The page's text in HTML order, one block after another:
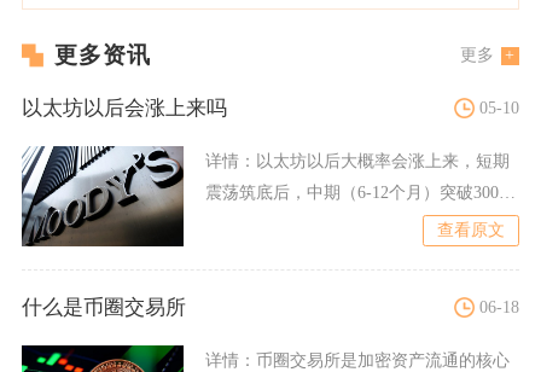
更多资讯 更多
以太坊以后会涨上来吗 05-10
详情： 以太坊以后大概率会涨上来，短期
震荡筑底后，中期（6-12个月）突破3000
查看原文
什么是币圈交易所 06-18
详情： 币圈交易所是加密资产流通的核心